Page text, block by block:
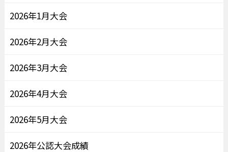
2026年1月大会
2026年2月大会
2026年3月大会
2026年4月大会
2026年5月大会
2026年公認大会成績